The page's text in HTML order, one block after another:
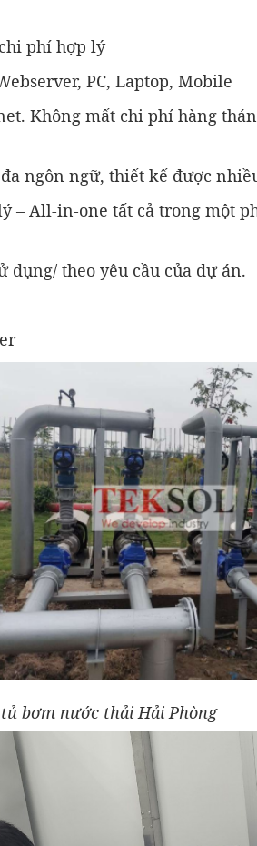
phí hợp lý
PC, Laptop, Mobile
Không mất chi phí hàng
ngôn ngữ, thiết kế được
– All-in-one tất cả trong một
theo yêu cầu của dự án.
bơm nước thải Hải Phòng